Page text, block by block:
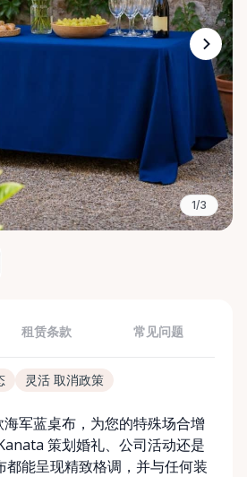
1/3
租赁条款 常见问题
灵活 取消政策
军蓝桌布，为您的特殊场合增
策划婚礼、公司活动还是
都能呈现精致格调，并与任何装